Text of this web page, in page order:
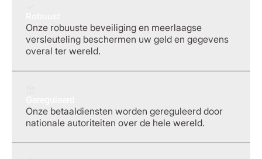
Onze robuuste beveiliging en meerlaagse
versleuteling beschermen uw geld en gegevens
overal ter wereld.
Onze betaaldiensten worden gereguleerd door
nationale autoriteiten over de hele wereld.